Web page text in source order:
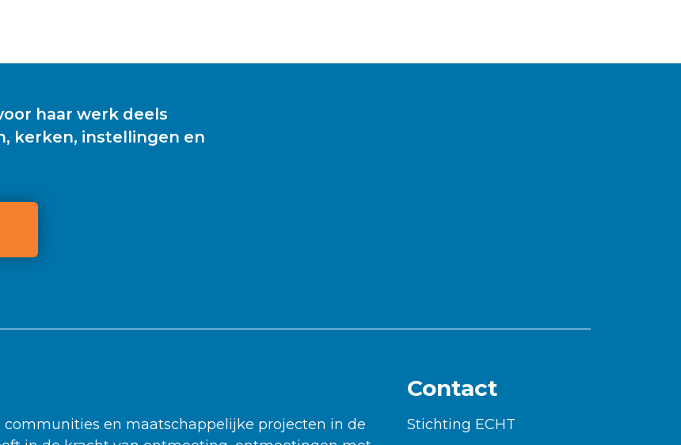
haar werk deels
kerken, instellingen en
communities en maatschappelijke projecten in de
Contact
Stichting ECHT